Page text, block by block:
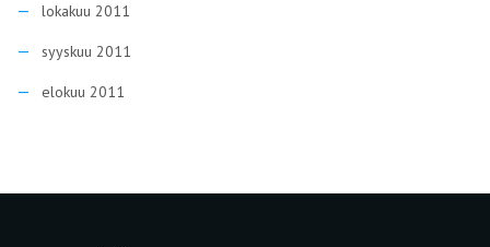
lokakuu 2011
syyskuu 2011
elokuu 2011